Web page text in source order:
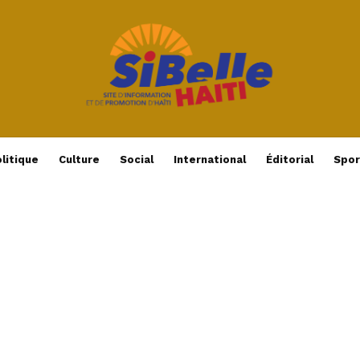
Culture Social International Éditorial